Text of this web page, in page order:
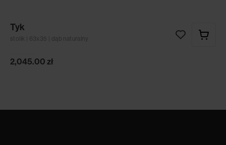
Tyk
stolik | 63x35 | dąb naturalny
2,045.00 zł